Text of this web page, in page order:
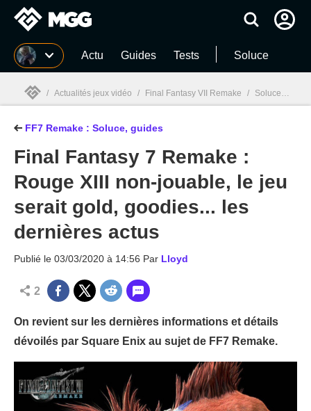
MGG Actu Guides Tests Soluce
MGG
/ Actualités jeux vidéo / Final Fantasy VII Remake / Soluce FF7 Remake : Guide complet de la partie 1 du RPG intemporel de Square Enix
FF7 Remake : Soluce, guides
Final Fantasy 7 Remake :
Rouge XIII non-jouable, le jeu
serait gold, goodies... les
dernières actus
Publié le 03/03/2020 à 14:56 Par Lloyd
2
On revient sur les dernières informations et détails
dévoilés par Square Enix au sujet de FF7 Remake.